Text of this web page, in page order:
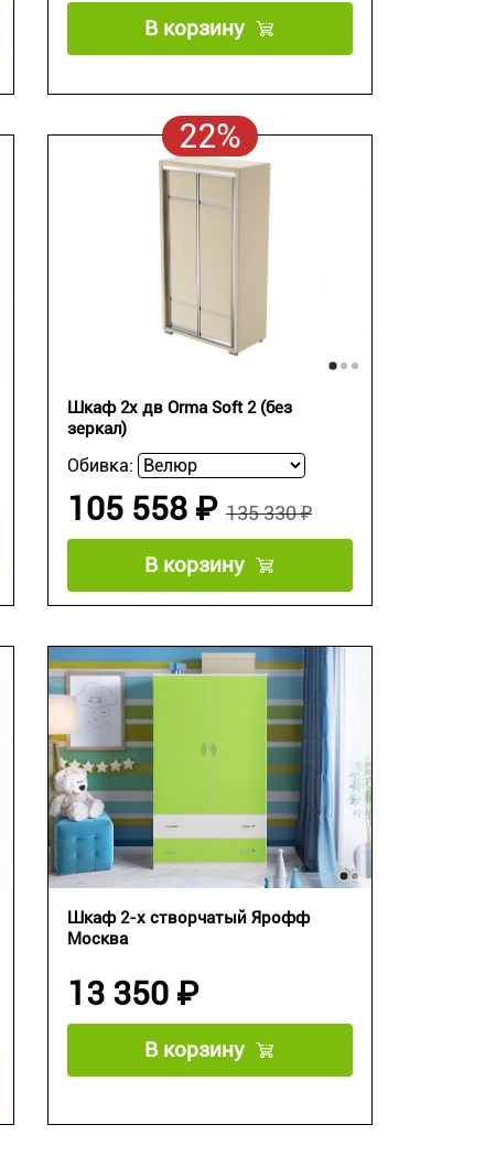
В корзину
22%
Шкаф 2х дв Orma Soft 2 (без
зеркал)
Обивка:
135 330 ₽
105 558 ₽
В корзину
Шкаф 2-х створчатый Ярофф
Москва
13 350 ₽
В корзину